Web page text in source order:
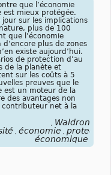
que l’économie
est mieux protégée.
sur les implications
plus de 100
que l’économie
plus de zones
existe aujourd’hui.
de protection d’au
de la planète et
sur les coûts à 5
preuves que le
est un moteur de la
des avantages non
contributeur net à la
Waldron
économie
protection
économique